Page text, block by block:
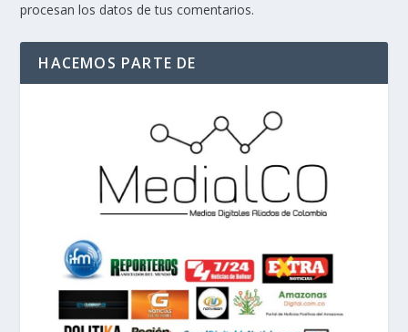
procesan los datos de tus comentarios.
HACEMOS PARTE DE